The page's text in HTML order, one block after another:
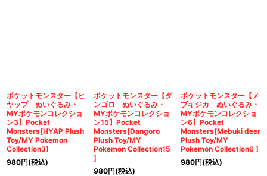
ポケットモンスター【ヒ
ヤップ ぬいぐるみ・
MYポケモンコレクショ
ン3】Pocket
Monsters[HYAP Plush
Toy/MY Pokemon
Collection3]
980円(税込)
ポケットモンスター【ダ
ンゴロ ぬいぐるみ・
MYポケモンコレクショ
ン15】Pocket
Monsters[Dangoro
Plush Toy/MY
Pokemon Collection15
]
980円(税込)
ポケットモンスター【メ
ブキジカ ぬいぐるみ・
MYポケモンコレクショ
ン6】Pocket
Monsters[Mebuki deer
Plush Toy/MY
Pokemon Collection6 ]
980円(税込)